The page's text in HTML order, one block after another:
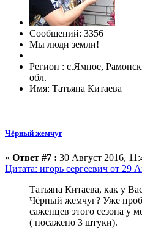
Сообщений: 3356
Мы люди земли!
Регион : с.Ямное,
обл.
Имя: Татьяна Китаева
Чёрный жемчуг
« Ответ #7 : 30 Август 2016,
Цитата: игорь сергеевич от 29
Татьяна Китаева, как у
Чёрный жемчуг? Уже
саженцев этого сезона у
( посажено 3 штуки).